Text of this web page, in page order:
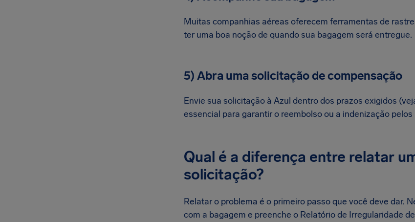
Muitas companhias aéreas oferecem ferramentas de
ter uma boa noção de quando sua bagagem será entregue.
5) Abra uma solicitação de compensação
Envie sua solicitação à Azul dentro dos prazos exigidos
essencial para garantir o reembolso ou a indenização
Qual é a diferença entre relatar
solicitação?
Relatar o problema é o primeiro passo que você deve dar.
com a bagagem e preenche o Relatório de Irregularidade